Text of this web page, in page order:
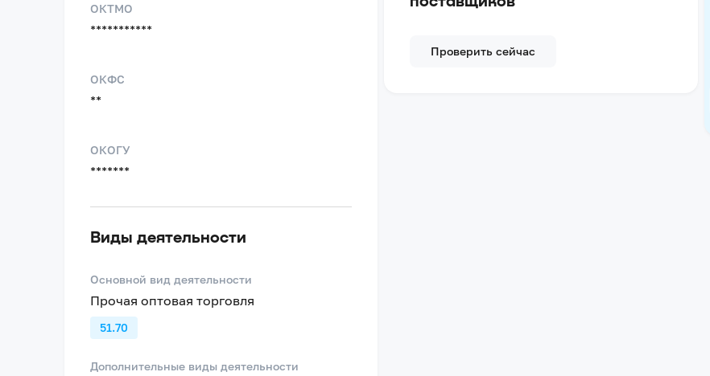
ОКТМО
***********
ОКФС
**
ОКОГУ
*******
Виды деятельности
Основной вид деятельности
Прочая оптовая торговля
51.70
Дополнительные виды деятельности
Проверить сейчас